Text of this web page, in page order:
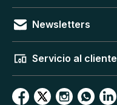
Newsletters
Servicio al cliente